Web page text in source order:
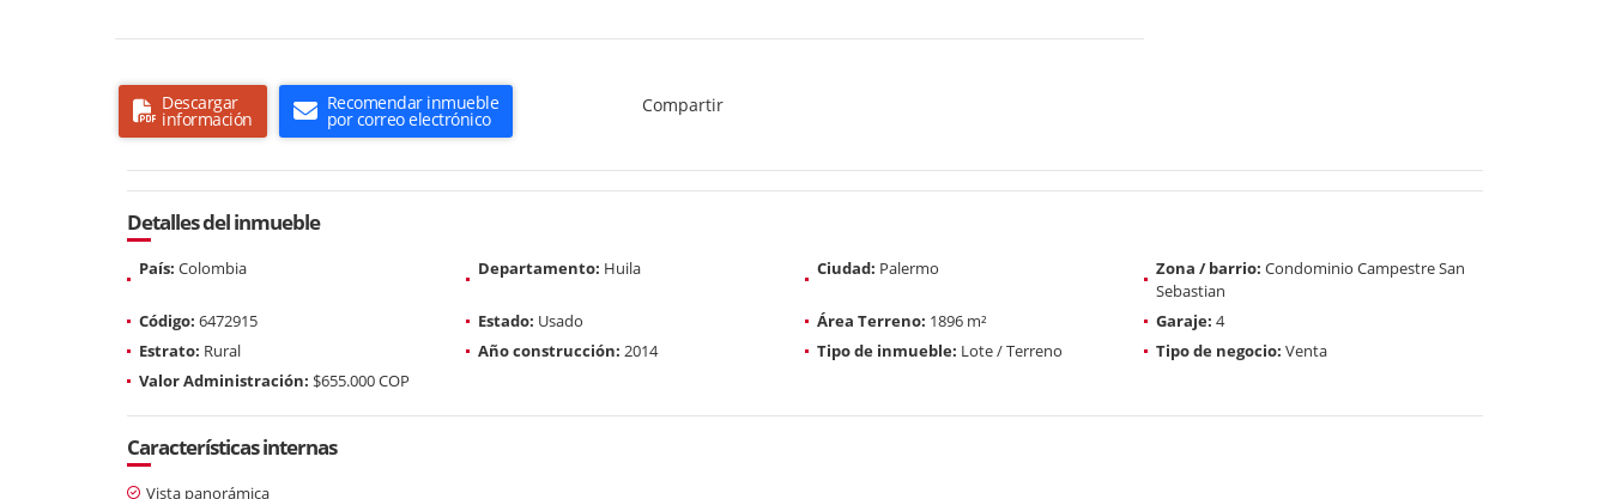
Descargar
información
Recomendar inmueble
por correo electrónico
Compartir
Detalles del inmueble
País: Colombia Departamento: Huila Ciudad: Palermo Zona / barrio: Condominio Campestre San
Sebastian
Código: 6472915 Estado: Usado Área Terreno: 1896 m² Garaje: 4
Estrato: Rural Año construcción: 2014 Tipo de inmueble: Lote / Terreno Tipo de negocio: Venta
Valor Administración: $655.000 COP
Características internas
Vista panorámica